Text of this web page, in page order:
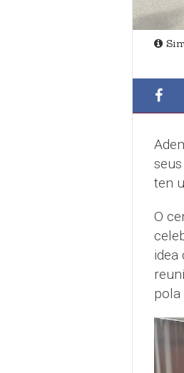
ten
O
idea
pola